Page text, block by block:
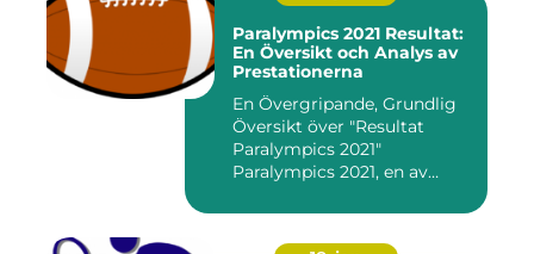
Paralympics 2021 Resultat:
En Översikt och Analys av
Prestationerna
En Övergripande, Grundlig
Översikt över "Resultat
Paralympics 2021"
Paralympics 2021, en av